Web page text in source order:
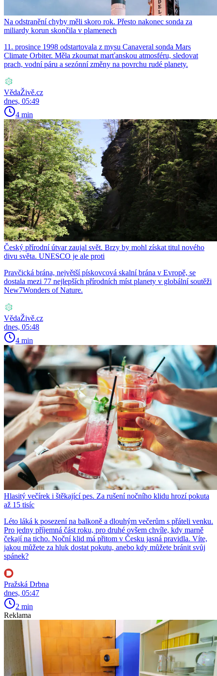
Na odstranění chyby měli skoro rok. Přesto nakonec sonda za
miliardy korun skončila v plamenech
11. prosince 1998 odstartovala z mysu Canaveral sonda Mars
Climate Orbiter. Měla zkoumat marťanskou atmosféru, sledovat
prach, vodní páru a sezónní změny na povrchu rudé planety.
VědaŽivě.cz
dnes, 05:49
4 min
Český přírodní útvar zaujal svět. Brzy by mohl získat titul nového
divu světa. UNESCO je ale proti
Pravčická brána, největší pískovcová skalní brána v Evropě, se
dostala mezi 77 nejlepších přírodních míst planety v globální soutěži
New7Wonders of Nature.
VědaŽivě.cz
dnes, 05:48
4 min
Hlasitý večírek i štěkající pes. Za rušení nočního klidu hrozí pokuta
až 15 tisíc
Léto láká k posezení na balkoně a dlouhým večerům s přáteli venku.
Pro jedny příjemná část roku, pro druhé ovšem chvíle, kdy marně
čekají na ticho. Noční klid má přitom v Česku jasná pravidla. Víte,
jakou můžete za hluk dostat pokutu, anebo kdy můžete bránit svůj
spánek?
Pražská Drbna
dnes, 05:47
2 min
Reklama